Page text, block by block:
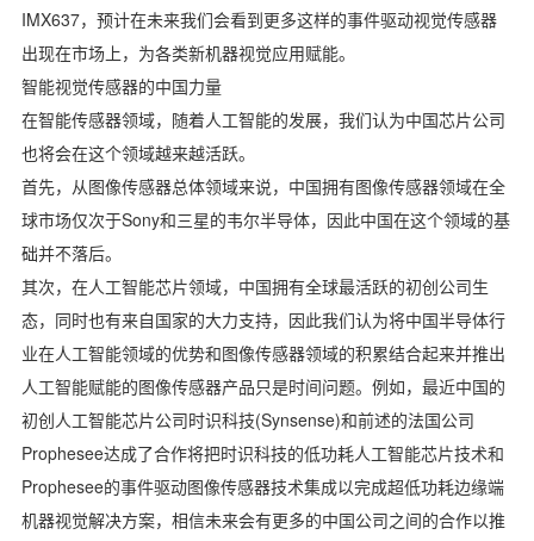
IMX637，预计在未来我们会看到更多这样的事件驱动视觉传感器
出现在市场上，为各类新机器视觉应用赋能。
智能视觉传感器的中国力量
在智能传感器领域，随着人工智能的发展，我们认为中国芯片公司
也将会在这个领域越来越活跃。
首先，从图像传感器总体领域来说，中国拥有图像传感器领域在全
球市场仅次于Sony和三星的韦尔半导体，因此中国在这个领域的基
础并不落后。
其次，在人工智能芯片领域，中国拥有全球最活跃的初创公司生
态，同时也有来自国家的大力支持，因此我们认为将中国半导体行
业在人工智能领域的优势和图像传感器领域的积累结合起来并推出
人工智能赋能的图像传感器产品只是时间问题。例如，最近中国的
初创人工智能芯片公司时识科技(Synsense)和前述的法国公司
Prophesee达成了合作将把时识科技的低功耗人工智能芯片技术和
Prophesee的事件驱动图像传感器技术集成以完成超低功耗边缘端
机器视觉解决方案，相信未来会有更多的中国公司之间的合作以推